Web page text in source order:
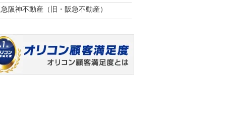
阪神不動産（旧・阪急不動産）